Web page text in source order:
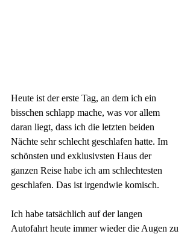
Heute ist der erste Tag, an dem ich ein
bisschen schlapp mache, was vor allem
daran liegt, dass ich die letzten beiden
Nächte sehr schlecht geschlafen hatte. Im
schönsten und exklusivsten Haus der
ganzen Reise habe ich am schlechtesten
geschlafen. Das ist irgendwie komisch.
Ich habe tatsächlich auf der langen
Autofahrt heute immer wieder die Augen zu